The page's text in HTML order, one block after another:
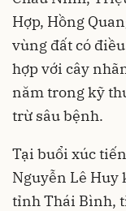
Hợp, Hồng
vùng đất có
hợp với cây
năm trong kỹ
trừ sâu bệnh.
Tại buổi xúc
Nguyễn Lê Huy
tỉnh Thái Bình,